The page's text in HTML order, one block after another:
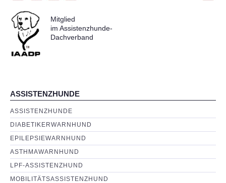
Mitglied
im Assistenzhunde-
Dachverband
ASSISTENZHUNDE
ASSISTENZHUNDE
DIABETIKERWARNHUND
EPILEPSIEWARNHUND
ASTHMAWARNHUND
LPF-ASSISTENZHUND
MOBILITÄTSASSISTENZHUND